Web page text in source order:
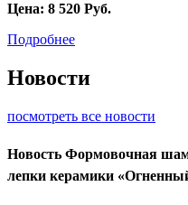
Цена: 8 520 Руб.
Подробнее
Новости
посмотреть все новости
Новость Формовочная
лепки керамики